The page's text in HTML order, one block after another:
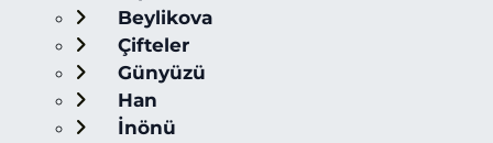
Beylikova
Çifteler
Günyüzü
Han
İnönü